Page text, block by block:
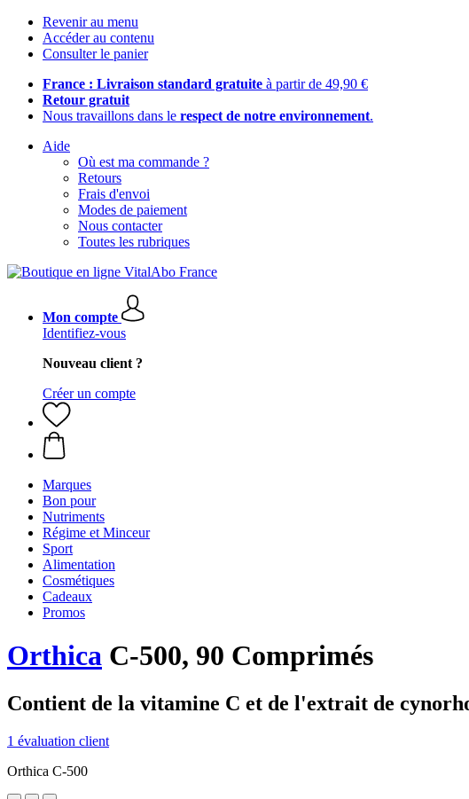
Revenir au menu
Accéder au contenu
Consulter le panier
France : Livraison standard gratuite à partir de 49,90 €
Retour gratuit
Nous travaillons dans le respect de notre environnement.
Aide
Où est ma commande ?
Retours
Frais d'envoi
Modes de paiement
Nous contacter
Toutes les rubriques
Mon compte
Identifiez-vous
Nouveau client ?
Créer un compte
Marques
Bon pour
Nutriments
Régime et Minceur
Sport
Alimentation
Cosmétiques
Cadeaux
Promos
Orthica C-500, 90 Comprimés
Contient de la vitamine C et de l'extrait de
1 évaluation client
Orthica C-500